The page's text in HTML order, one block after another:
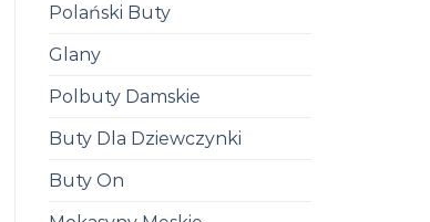
Polański Buty
Glany
Polbuty Damskie
Buty Dla Dziewczynki
Buty On